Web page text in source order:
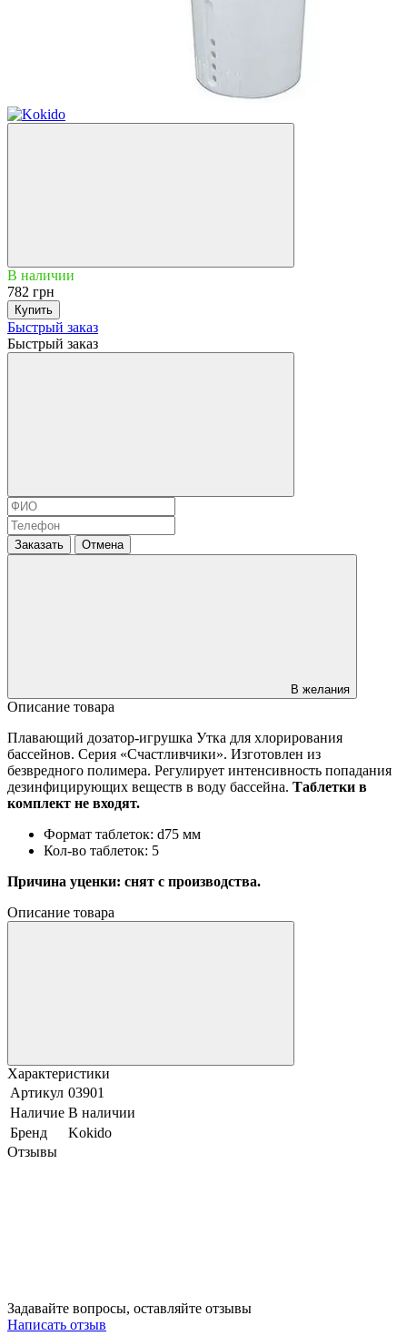
В наличии
782 грн
Купить
Быстрый заказ
Быстрый заказ
Заказать Отмена
В желания
Описание товара
Плавающий дозатор-игрушка Утка для хлорирования
бассейнов. Серия «Счастливчики». Изготовлен из
безвредного полимера. Регулирует интенсивность попадания
дезинфицирующих веществ в воду бассейна. Таблетки в
комплект не входят.
Формат таблеток: d75 мм
Кол-во таблеток: 5
Причина уценки: снят с производства.
Описание товара
Характеристики
Артикул 03901
Наличие В наличии
Бренд
Kokido
Отзывы
Задавайте вопросы, оставляйте отзывы
Написать отзыв